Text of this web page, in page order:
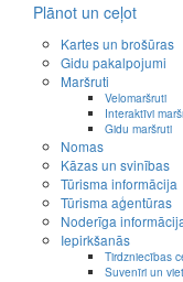
Plānot un ceļot
Kartes un brošūras
Gidu pakalpojumi
Maršruti
Velomaršruti
Interaktīvi
Gidu maršruti
Nomas
Kāzas un svinības
Tūrisma informācija
Tūrisma aģentūras
Noderīga
Iepirkšanās
Tirdzniecības
Suvenīri un